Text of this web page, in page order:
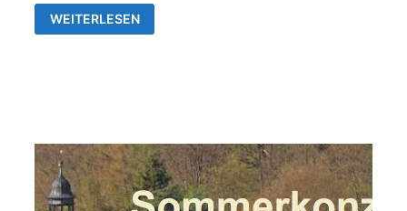
SOMMERKONZERT
AM
WEITERLESEN